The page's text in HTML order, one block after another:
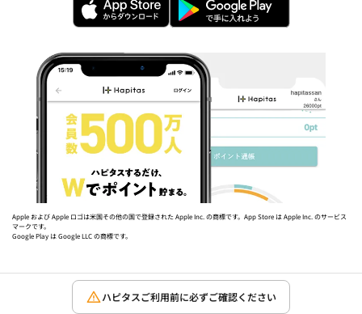
Apple および Apple ロゴは米国その他の国で登録された Apple Inc. の商標です。App Store は Apple Inc. のサービス
マークです。
Google Play は Google LLC の商標です。
ハピタスご利用前に必ずご確認ください